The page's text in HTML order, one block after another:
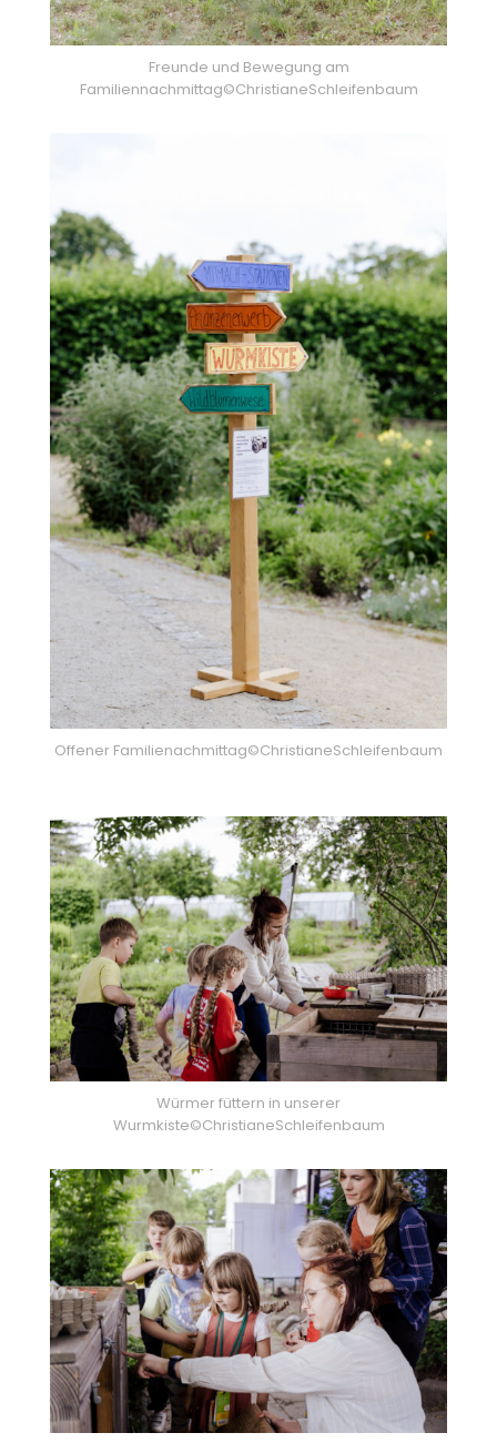
Freunde und Bewegung am
Familiennachmittag©ChristianeSchleifenbaum
Offener Familienachmittag©ChristianeSchleifenbaum
Würmer füttern in unserer
Wurmkiste©ChristianeSchleifenbaum